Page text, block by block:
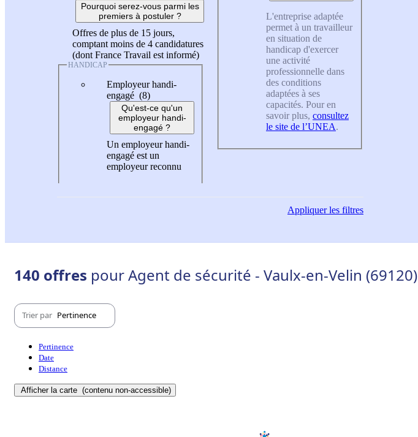
Pourquoi serez-vous parmi les
premiers à postuler ?
Offres de plus de 15 jours,
comptant moins de 4 candidatures
(dont France Travail est informé)
HANDICAP
Employeur handi-
engagé (8)
Qu'est-ce qu'un
employeur handi-
engagé ?
Un employeur handi-
engagé est un
employeur reconnu
L'entreprise adaptée
permet à un travailleur
en situation de
handicap d'exercer
une activité
professionnelle dans
des conditions
adaptées à ses
capacités. Pour en
savoir plus, consultez
le site de l’UNEA.
Appliquerles filtres
140 offres pour Agent de sécurité - Vaulx-en-Velin (69120)
Trier par Pertinence
Pertinence
Date
Distance
Afficher la carte (contenu non-accessible)